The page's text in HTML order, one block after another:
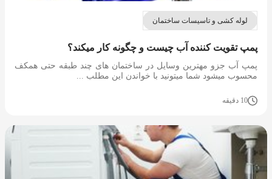
لوله کشی و تاسیسات ساختمان
پمپ تقویت کننده آب چیست و چگونه کار میکند؟
پمپ آب جزو مهترین وسایل در ساختمان های چند طبقه حتی همکف
محسوب میشود شما میتونید با خواندن این مطلب ...
10 دقیقه